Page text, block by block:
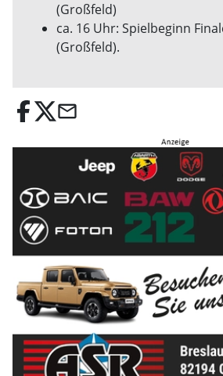
(Großfeld)
ca. 16 Uhr: Spielbeginn
(Großfeld).
email